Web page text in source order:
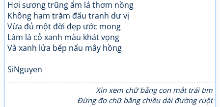
Hơi sương trũng ẩm lá thơm nồng
Không ham trăm đấu tranh dư vị
Vừa đủ một đời đẹp ước mong
Làm lá cỏ xanh màu khát vọng
Và xanh lửa bếp nấu mây hồng
SiNguyen
Xin xem chữ bằng con mắt trái tim
Đừng đo chữ bằng chiều dài đường ruột